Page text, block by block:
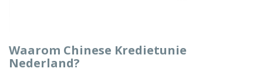
Waarom Chinese Kredietunie
Nederland?